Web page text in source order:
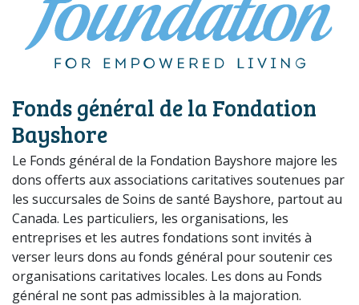
Fonds général de la Fondation
Bayshore
Le Fonds général de la Fondation Bayshore majore les
dons offerts aux associations caritatives soutenues par
les succursales de Soins de santé Bayshore, partout au
Canada. Les particuliers, les organisations, les
entreprises et les autres fondations sont invités à
verser leurs dons au fonds général pour soutenir ces
organisations caritatives locales. Les dons au Fonds
général ne sont pas admissibles à la majoration.